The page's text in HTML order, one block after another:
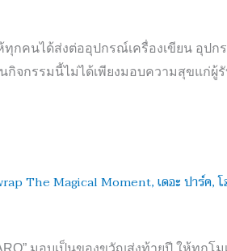
ทุกคนได้ส่งต่ออุปกรณ์เครื่องเขียน อุป
กิจกรรมนี้ไม่ได้เพียงมอบความสุขแก่ผู้